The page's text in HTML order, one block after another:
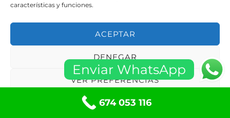
características y funciones.
ACEPTAR
DENEGAR
VER PREFERENCIAS
Política de cookiesPolíticas de privacidad
Carrer Montserrat 9 Local
08960 Sant Just Desvern, Barcelona
info@mccerrajeria24h.com
Whatsapp: 644 721 038Enviar WhatsApp
674 053 116